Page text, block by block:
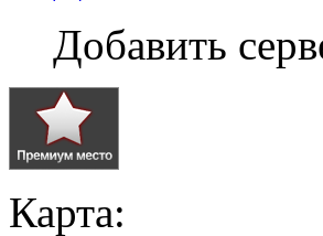
Добавить
Карта: